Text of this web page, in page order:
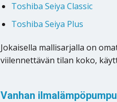
Toshiba Seiya Classic
Toshiba Seiya Plus
Jokaisella mallisarjalla on
viilennettävän tilan koko,
Vanhan